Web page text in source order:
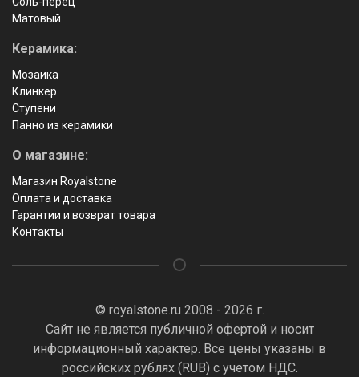
Матовый
Керамика:
Мозаика
Клинкер
Ступени
Панно из керамики
О магазине:
Магазин Royalstone
Оплата и доставка
Гарантии и возврат товара
Контакты
© royalstone.ru 2008 - 2026 г.
Сайт не является публичной офертой и носит
информационный характер. Все цены указаны в
российских рублях (RUB) с учетом НДС.